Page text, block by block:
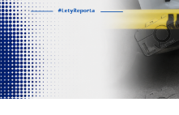
durante el segundo
Elementos de Seguridad
correspondiente para
ambos accidentes.